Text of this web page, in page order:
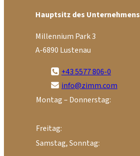
Hauptsitz des Unternehmens
Millennium Park 3
A-6890 Lustenau
+43 5577 806-0
info@zimm.com
Montag – Donnerstag:
Freitag:
Samstag, Sonntag: